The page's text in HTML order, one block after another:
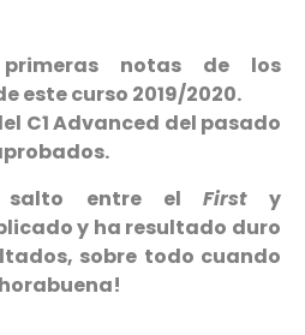
notas de los
este curso 2019/2020.
C1 Advanced del pasado
salto entre el Firsty
y ha resultado duro
sobre todo cuando